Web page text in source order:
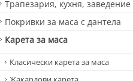
Трапезария, кухня, заведение
Покривки за маса с дантела
Карета за маса
Класически карета за маса